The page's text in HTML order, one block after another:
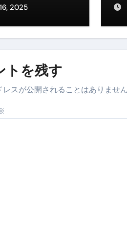
【最新版】掛け布団の選び方“
【アシストステッパー】ハン
コロナウイルス完全解説ガイ
「3秒で整う、新しい栄養補
クリスマスの魔法で、心
【最新】手袋の選び方 完全
失敗しない「爪切り」完全ガ
失敗しない「カニ」完全ガイ
2025
トを残す
レスが公開されることはありません